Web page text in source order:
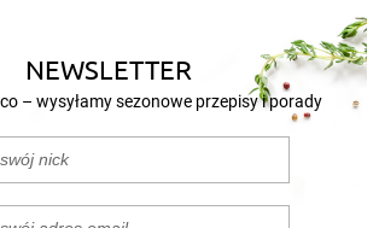
NEWSLETTER
– wysyłamy sezonowe przepisy i porady